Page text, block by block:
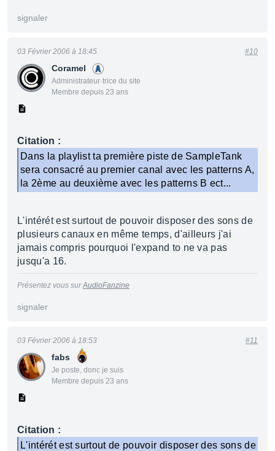
signaler
Coramel
Administrateur·trice du site
Membre depuis 23 ans
03 Février 2006 à 18:45 #10
Citation :
Dans la playlist ta première piste de SampleTank
sera consacré au premier canal avec les patterns A,
la 2ème au deuxième avec les patterns B ect...
L'intérét est surtout de pouvoir disposer des sons de
plusieurs canaux en même temps, d'ailleurs j'ai
jamais compris pourquoi l'expand to ne va pas
jusqu'a 16.
Présentez vous surAudioFanzine
signaler
fabs
Je poste, donc je suis
Membre depuis 23 ans
03 Février 2006 à 18:53 #11
Citation :
L'intérét est surtout de pouvoir disposer des sons de